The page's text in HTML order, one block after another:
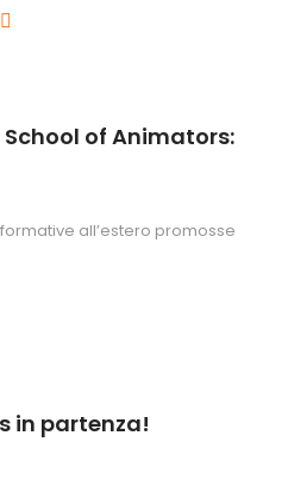
of Animators:
all’estero promosse
in partenza!